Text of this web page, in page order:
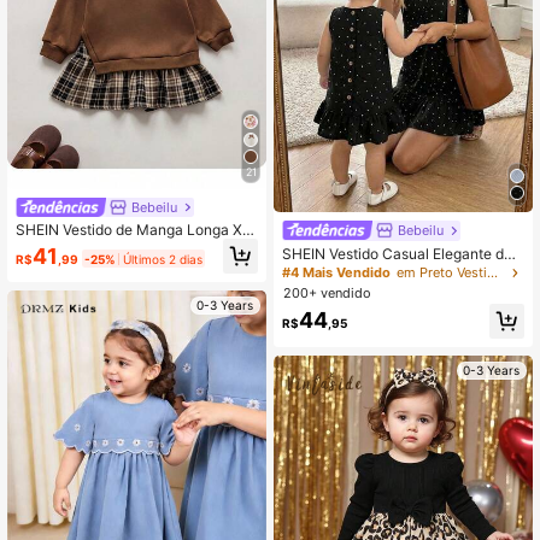
21
Bebeilu
SHEIN Vestido de Manga Longa Xa
drez Patchwork Tricotado Marrom
Fofo para Bebê Menina, Outono e In
R$41 ,99 -25% Últimos 2 dias
0-3 Years
Bebeilu
SHEIN Vestido Casual Elegante de
Bolinhas Pretas Sem Mangas com
Babado na Barra para Bebê Menina
#4 Mais Vendido
em Preto Vestidos De Bebê Meninas
200+ vendido
R$44 ,95
0-3 Years